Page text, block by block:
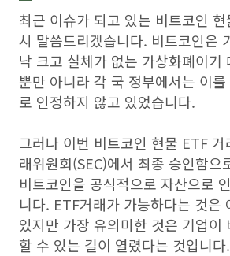
최근 이슈가 되고 있는 비트코인
시 말씀드리겠습니다. 비트코인은
낙 크고 실체가 없는 가상화폐이기
뿐만 아니라 각 국 정부에서는 이
로 인정하지 않고 있었습니다.
그러나 이번 비트코인 현물 ETF 거
래위원회(SEC)에서 최종 승인함으
비트코인을 공식적으로 자산으로
니다. ETF거래가 가능하다는 것은
있지만 가장 유의미한 것은 기업이
할 수 있는 길이 열렸다는 것입니다.